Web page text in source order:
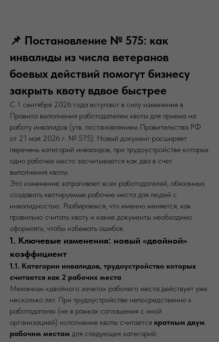
📌 Постановление № 575: как
инвалиды из числа ветеранов
боевых действий помогут бизнесу
закрыть квоту вдвое быстрее
С 1 сентября 2026 года вступают в силу изменения в
Правила выполнения работодателем квоты для приема на
работу инвалидов (утв. постановлением Правительства РФ
от 21 мая 2026 г. № 575). Новый документ расширяет
перечень категорий инвалидов, при трудоустройстве которых
одно рабочее место засчитывается как два в счет
выполнения квоты.
Это изменение затрагивает всех работодателей, обязанных
создавать квотируемые рабочие места для людей с
инвалидностью. Разбираемся, что именно меняется, как
правильно считать квоту и какие документы необходимо
оформлять, чтобы избежать ошибок.
1. Ключевые изменения: новый «двойной»
коэффициент
1.1. Категории инвалидов, трудоустройство которых
считается как 2 рабочих места
Механизм «двойного зачета» рабочего места действует уже
несколько лет. При трудоустройстве непосредственно к
работодателю (не в рамках соглашения с иной
организацией) исполнение квоты считается кратным двум
рабочим местам для следующих категорий: